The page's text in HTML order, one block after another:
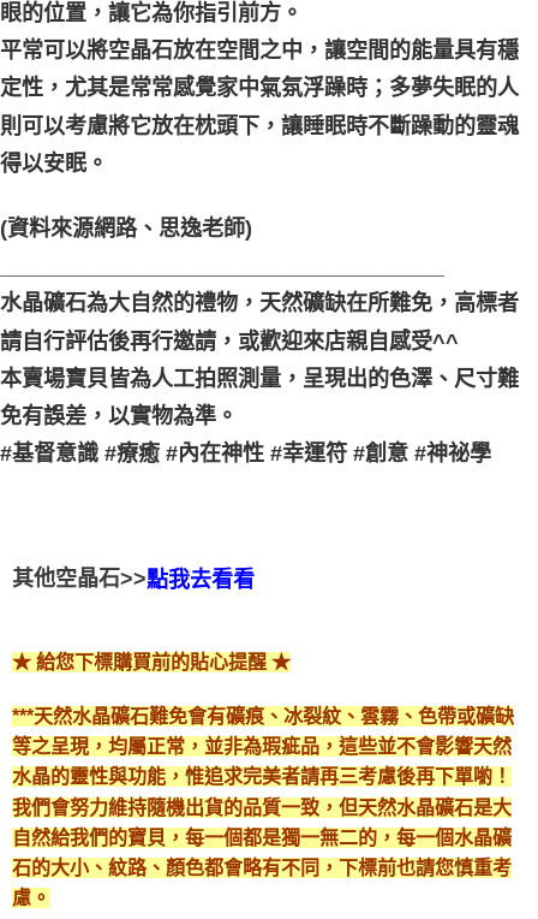
眼的位置，讓它為你指引前方。
平常可以將空晶石放在空間之中，讓空間的能量具有穩
定性，尤其是常常感覺家中氣氛浮躁時；多夢失眠的人
則可以考慮將它放在枕頭下，讓睡眠時不斷躁動的靈魂
得以安眠。
(資料來源網路、思逸老師)
水晶礦石為大自然的禮物，天然礦缺在所難免，高標者
請自行評估後再行邀請，或歡迎來店親自感受^^
本賣場寶貝皆為人工拍照測量，呈現出的色澤、尺寸難
免有誤差，以實物為準。
#基督意識 #療癒 #內在神性 #幸運符 #創意 #神祕學
其他空晶石>>點我去看看
★ 給您下標購買前的貼心提醒 ★
***天然水晶礦石難免會有礦痕、冰裂紋、雲霧、色帶或礦缺
等之呈現，均屬正常，並非為瑕疵品，這些並不會影響天然
水晶的靈性與功能，惟追求完美者請再三考慮後再下單喲！
我們會努力維持隨機出貨的品質一致，但天然水晶礦石是大
自然給我們的寶貝，每一個都是獨一無二的，每一個水晶礦
石的大小、紋路、顏色都會略有不同，下標前也請您慎重考
慮。